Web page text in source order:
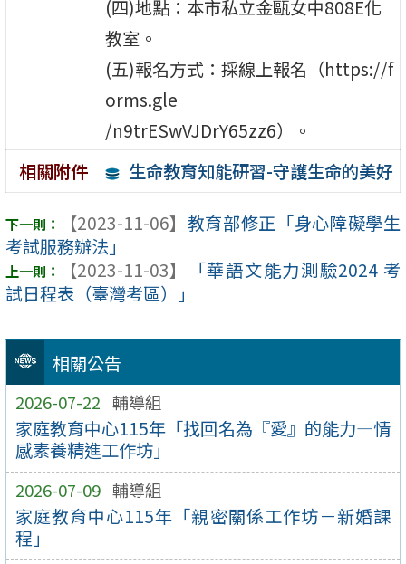
相關公告
2026-07-22 輔導組
家庭教育中心115年「找回名為『愛』的能力—情
感素養精進工作坊」
2026-07-09 輔導組
家庭教育中心115年「親密關係工作坊－新婚課
程」
(四)地點：本市私立金甌女中808E化
教室。
(五)報名方式：採線上報名（https://f
orms.gle
/n9trESwVJDrY65zz6）。
相關附件
生命教育知能研習-守護生命的美好
【2023-11-06】 教育部修正「身心障礙學生
考試服務辦法」
【2023-11-03】
「華語文能力測驗2024 考
試日程表（臺灣考區）」